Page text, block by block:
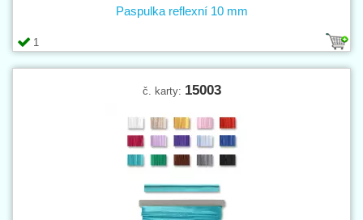
1
Paspulka reflexní 10 mm
č. karty: 15003